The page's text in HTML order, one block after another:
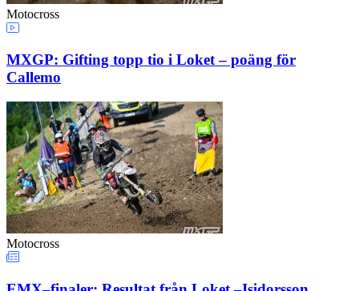
Motocross
MXGP: Gifting topp tio i Loket – poäng för
Callemo
Motocross